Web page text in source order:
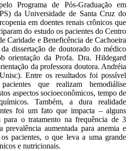
Programa de Pós-Graduação em
da Universidade de Santa Cruz do
em doentes renais crônicos que
do estudo os pacientes do Centro
Caridade e Beneficência de Cachoeira
dissertação de doutorado do médico
orientação da Profa. Dra. Hildegard
da professora doutora. Andréia
Entre os resultados foi possível
que realizam hemodiálise
aspectos socioeconômicos, tempo de
Também, a dura realidade
foi um fato que impacta – alguns
para o tratamento na frequência de 3
prevalência aumentada para anemia e
pacientes, o que leva a uma grande
e nutricionais.